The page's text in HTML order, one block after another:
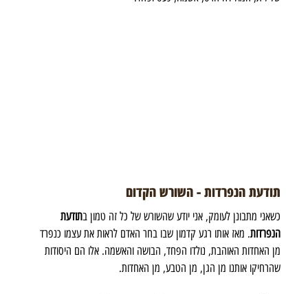
תודעת הנפרדות - השורש הקדום
כשאני מתבונן לעומק, אני יודע שהשורש של כל זה טמון בתודעת
הנפרדות. מאז אותו רגע קדמון שבו בחר האדם לראות את עצמו כנפרד
מן האחדות האוהבת, נולדו הפחד, הבושה והאשמה. אלו הם היסודות
שהרחיקו אותנו מן הגן, מן הטבע, מן האחדות.